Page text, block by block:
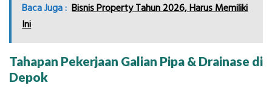
Baca Juga : Bisnis Property Tahun 2026, Harus Memiliki
Ini
Tahapan Pekerjaan Galian Pipa & Drainase di
Depok